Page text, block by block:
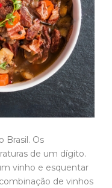
Brasil. Os
de um dígito.
vinho e esquentar
de vinhos